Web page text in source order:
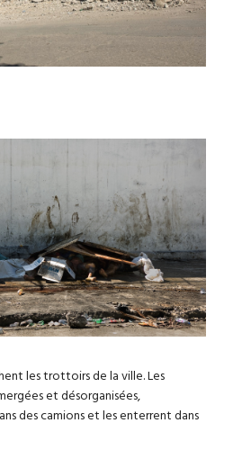
les trottoirs de la ville. Les
et désorganisées,
des camions et les enterrent dans